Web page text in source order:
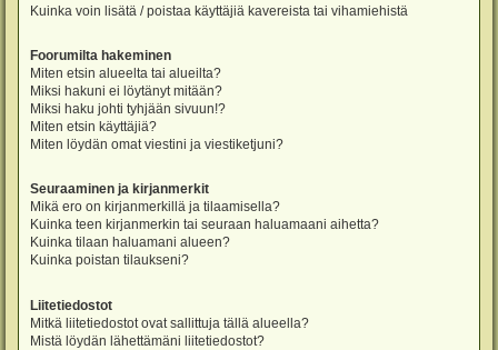
Kuinka voin lisätä / poistaa käyttäjiä kavereista tai vihamiehistä
Foorumilta hakeminen
Miten etsin alueelta tai alueilta?
Miksi hakuni ei löytänyt mitään?
Miksi haku johti tyhjään sivuun!?
Miten etsin käyttäjiä?
Miten löydän omat viestini ja viestiketjuni?
Seuraaminen ja kirjanmerkit
Mikä ero on kirjanmerkillä ja tilaamisella?
Kuinka teen kirjanmerkin tai seuraan haluamaani aihetta?
Kuinka tilaan haluamani alueen?
Kuinka poistan tilaukseni?
Liitetiedostot
Mitkä liitetiedostot ovat sallittuja tällä alueella?
Mistä löydän lähettämäni liitetiedostot?